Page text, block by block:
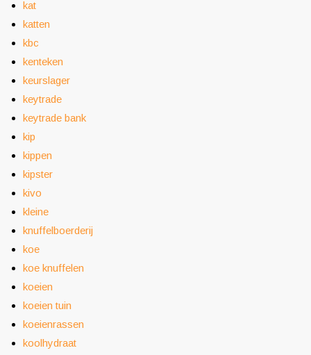
kat
katten
kbc
kenteken
keurslager
keytrade
keytrade bank
kip
kippen
kipster
kivo
kleine
knuffelboerderij
koe
koe knuffelen
koeien
koeien tuin
koeienrassen
koolhydraat